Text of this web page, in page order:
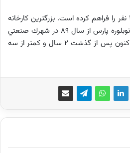
اين كارخانه زمينه اشتغال 200 نفر را فراهم كرده است. بزرگترين كارخانه
اكسيد روي خاورميانه با نام نانوبلوره پارس از سال 89 در شهرك صنعتي
شهركرد كلنگ زني شد و هم اكنون پس از گذشت 2 سال و كمتر از سه